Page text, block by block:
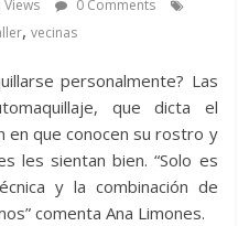
Views
0 Comments
,vecinas
personalmente? Las
que dicta el
en que conocen su rostro y
les sientan bien. “Solo es
y la combinación de
comenta Ana Limones.